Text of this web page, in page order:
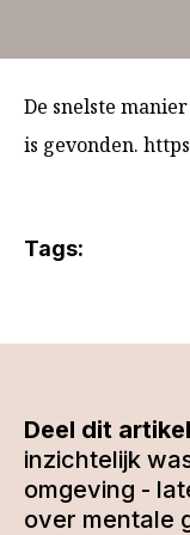
De snelste
is gevonden.
Tags:
Deel dit
inzichtelijk
omgeving -
over mentale